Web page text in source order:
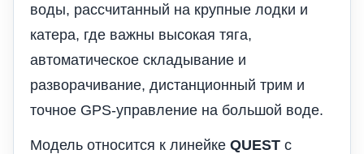
воды, рассчитанный на крупные лодки и
катера, где важны высокая тяга,
автоматическое складывание и
разворачивание, дистанционный трим и
точное GPS-управление на большой воде.
Модель относится к линейке QUEST с